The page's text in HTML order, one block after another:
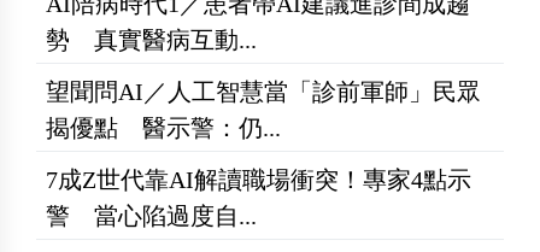
勢 真實醫病互動...
望聞問AI／人工智慧當「診前軍師」民眾
揭優點 醫示警：仍...
7成Z世代靠AI解讀職場衝突！專家4點示
警 當心陷過度自...